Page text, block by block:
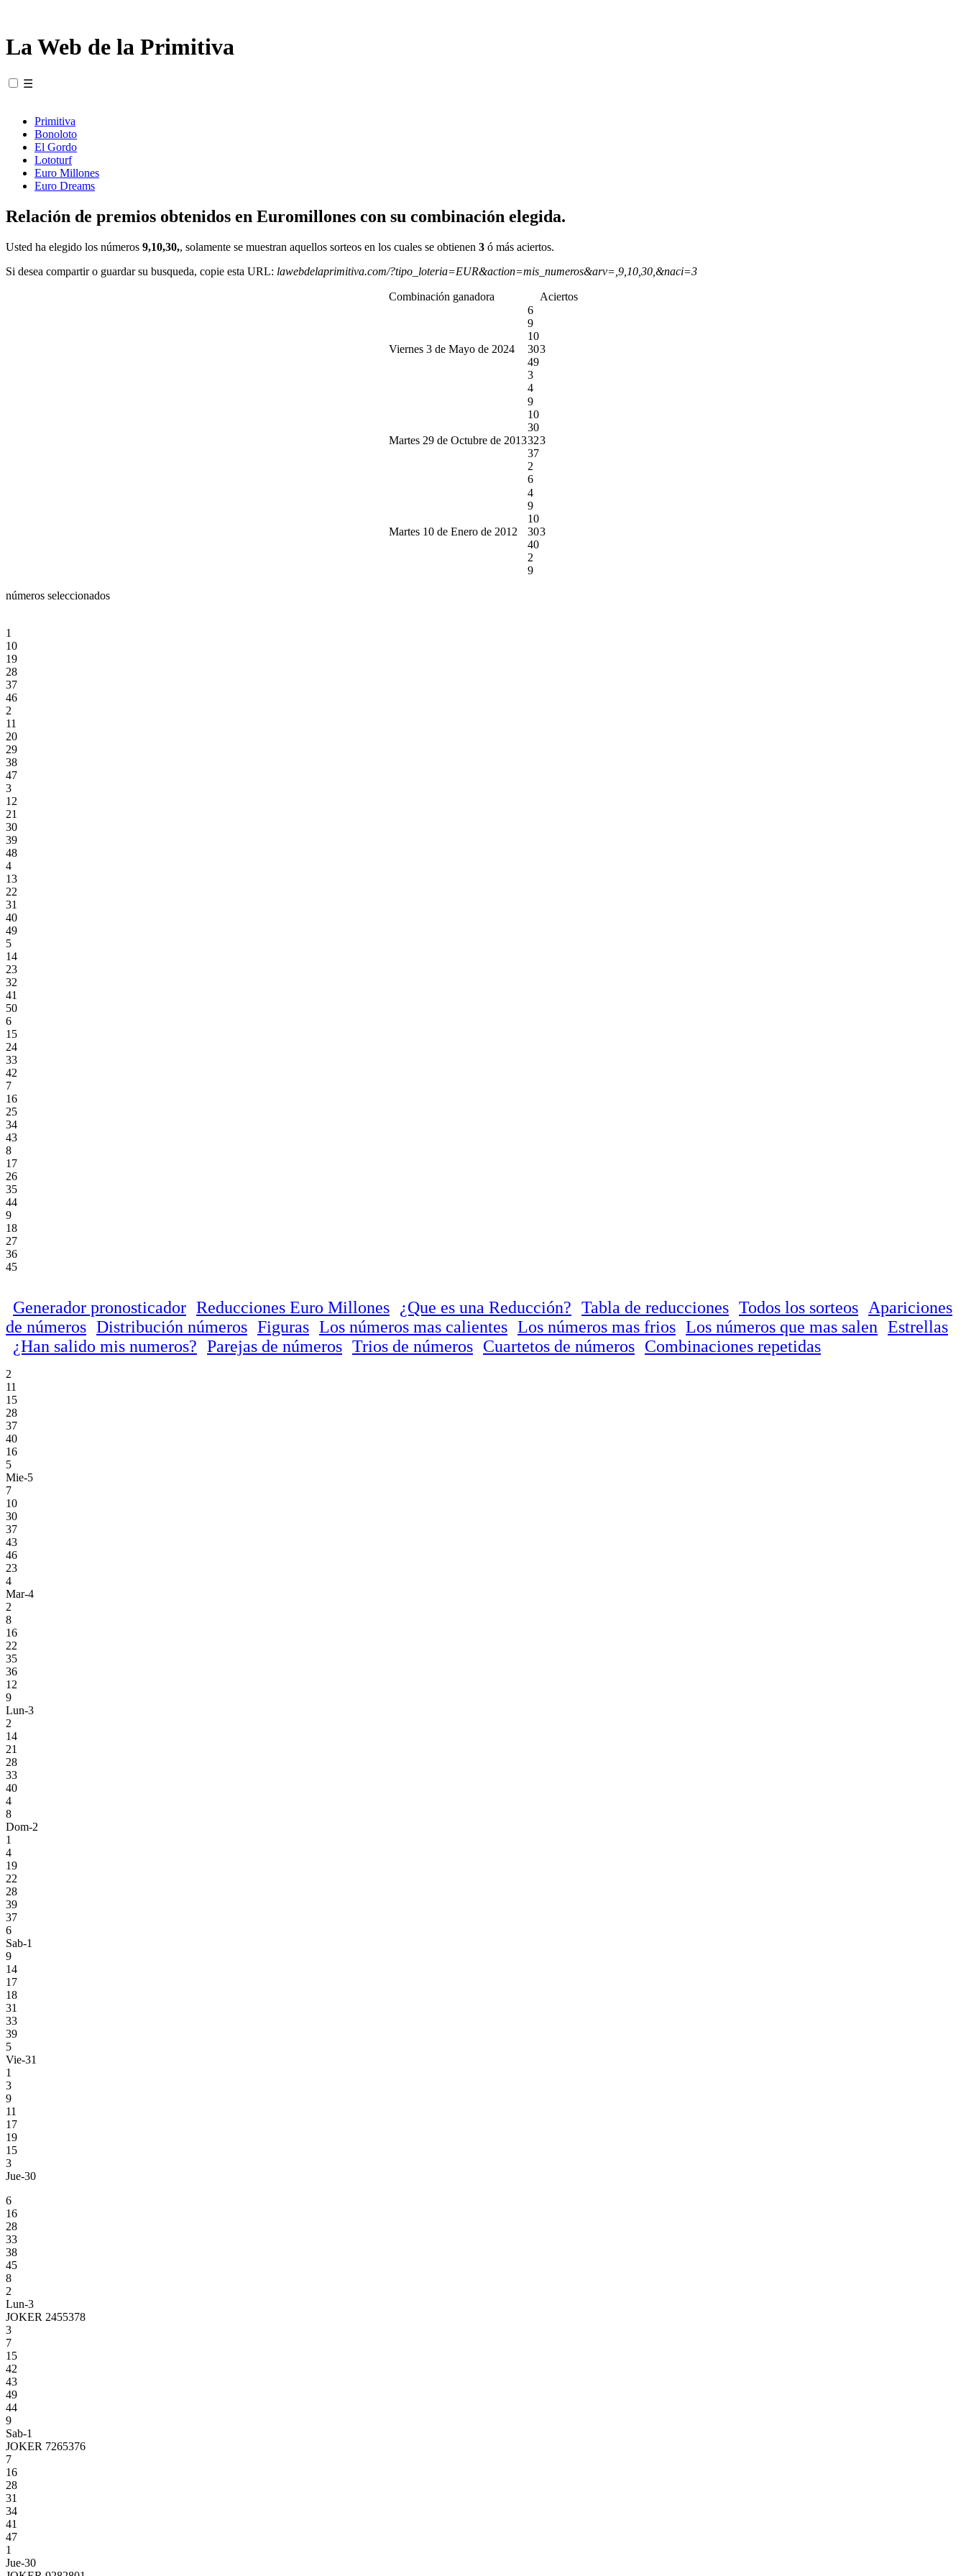
La Web de la Primitiva
☰
Primitiva
Bonoloto
El Gordo
Lototurf
Euro Millones
Euro Dreams
Relación de premios obtenidos en Euromillones con su combinación elegida.
Usted ha elegido los números 9,10,30,, solamente se muestran aquellos sorteos en los cuales se obtienen 3 ó más aciertos.
Si desea compartir o guardar su busqueda, copie esta URL: lawebdelaprimitiva.com/?tipo_loteria=EUR&action=mis_numeros&arv=,9,10,30,&naci=3
Combinación ganadora Aciertos
Viernes 3 de Mayo de 2024
6
9
10
30
49
3
4
3
Martes 29 de Octubre de 2013
9
10
30
32
37
2
6
3
Martes 10 de Enero de 2012
4
9
10
30
40
2
9
3
números seleccionados
1
10
19
28
37
46
2
11
20
29
38
47
3
12
21
30
39
48
4
13
22
31
40
49
5
14
23
32
41
50
6
15
24
33
42
7
16
25
34
43
8
17
26
35
44
9
18
27
36
45
Generador pronosticador Reducciones Euro Millones ¿Que es una Reducción? Tabla de reducciones Todos los sorteos
Apariciones
de números Distribución números Figuras Los números mas calientes Los números mas frios Los números que mas salen Estrellas
¿Han salido mis numeros? Parejas de números Trios de números Cuartetos de números Combinaciones repetidas
2
11
15
28
37
40
16
5
Mie-5
7
10
30
37
43
46
23
4
Mar-4
2
8
16
22
35
36
12
9
Lun-3
2
14
21
28
33
40
4
8
Dom-2
1
4
19
22
28
39
37
6
Sab-1
9
14
17
18
31
33
39
5
Vie-31
1
3
9
11
17
19
15
3
Jue-30
6
16
28
33
38
45
8
2
Lun-3
JOKER 2455378
3
7
15
42
43
49
44
9
Sab-1
JOKER 7265376
7
16
28
31
34
41
47
1
Jue-30